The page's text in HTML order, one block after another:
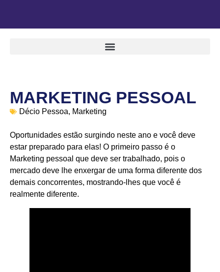
MARKETING PESSOAL
Décio Pessoa, Marketing
Oportunidades estão surgindo neste ano e você deve
estar preparado para elas! O primeiro passo é o
Marketing pessoal que deve ser trabalhado, pois o
mercado deve lhe enxergar de uma forma diferente dos
demais concorrentes, mostrando-lhes que você é
realmente diferente.